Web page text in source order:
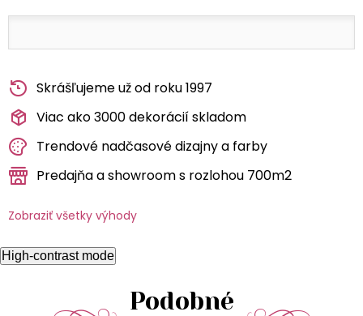
Skrášľujeme už od roku 1997
Viac ako 3000 dekorácií skladom
Trendové nadčasové dizajny a farby
Predajňa a showroom s rozlohou 700m2
Zobraziť všetky výhody
High-contrast mode
Podobné